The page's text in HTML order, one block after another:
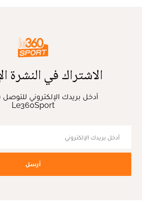
الاشتراك في النشرة
أدخل بريدك الإلكتروني للتوصل
Le360Sport
أرسل